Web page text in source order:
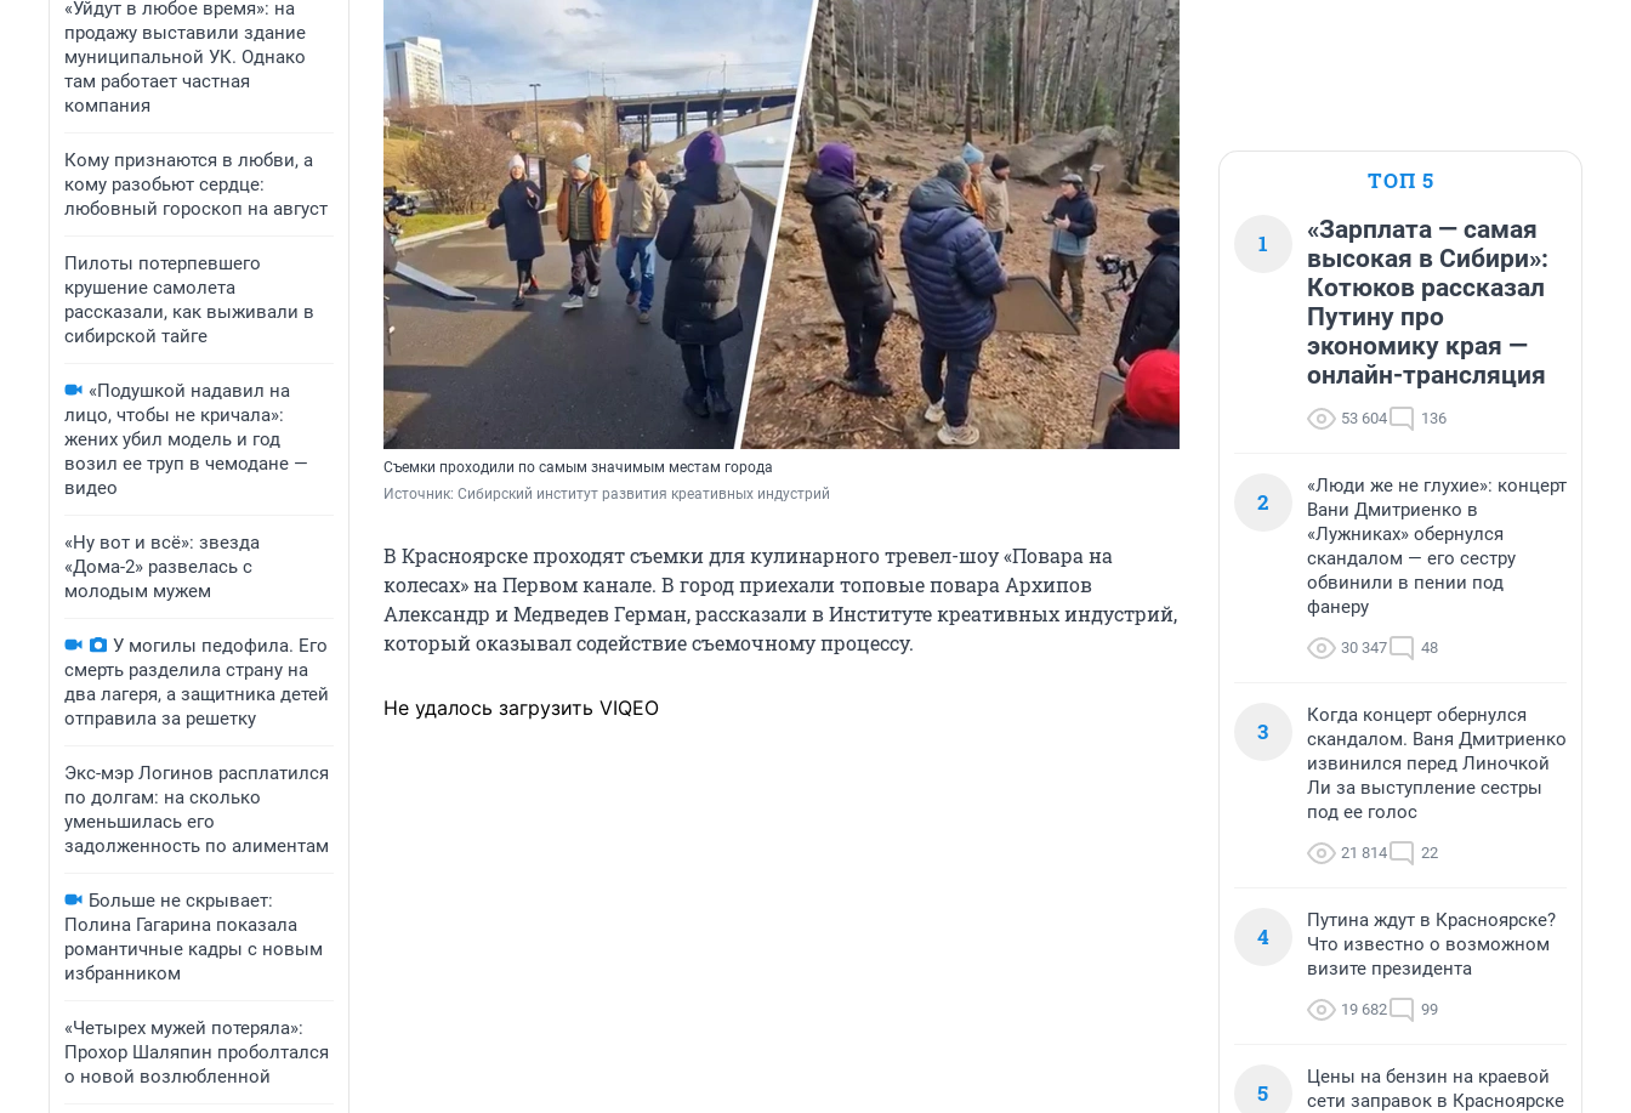
«Уйдут в любое время»: на
продажу выставили здание
муниципальной УК. Однако
там работает частная
компания
Кому признаются в любви, а
кому разобьют сердце:
любовный гороскоп на август
Пилоты потерпевшего
крушение самолета
рассказали, как выживали в
сибирской тайге
«Подушкой надавил на
лицо, чтобы не кричала»:
жених убил модель и год
возил ее труп в чемодане —
видео
«Ну вот и всё»: звезда
«Дома-2» развелась с
молодым мужем
У могилы педофила. Его
смерть разделила страну на
два лагеря, а защитника детей
отправила за решетку
Экс-мэр Логинов расплатился
по долгам: на сколько
уменьшилась его
задолженность по алиментам
Больше не скрывает:
Полина Гагарина показала
романтичные кадры с новым
избранником
«Четырех мужей потеряла»:
Прохор Шаляпин проболтался
о новой возлюбленной
Съемки проходили по самым значимым местам города
Источник: Сибирский институт развития креативных индустрий
В Красноярске проходят съемки для кулинарного тревел-шоу «Повара на
колесах» на Первом канале. В город приехали топовые повара Архипов
Александр и Медведев Герман, рассказали в Институте креативных индустрий,
который оказывал содействие съемочному процессу.
Не удалось загрузить VIQEO
ТОП 5
1
«Зарплата — самая
высокая в Сибири»:
Котюков рассказал
Путину про
экономику края —
онлайн-трансляция
53 604 136
2
«Люди же не глухие»: концерт
Вани Дмитриенко в
«Лужниках» обернулся
скандалом — его сестру
обвинили в пении под
фанеру
30 347 48
3
Когда концерт обернулся
скандалом. Ваня Дмитриенко
извинился перед Линочкой
Ли за выступление сестры
под ее голос
21 814 22
4
Путина ждут в Красноярске?
Что известно о возможном
визите президента
19 682 99
5
Цены на бензин на краевой
сети заправок в Красноярске